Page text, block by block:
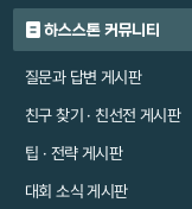
하스스톤 커뮤니티
질문과 답변 게시판
친구 찾기 · 친선전 게시판
팁 · 전략 게시판
대회 소식 게시판